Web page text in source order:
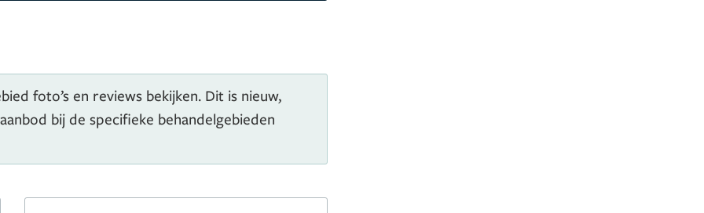
foto’s en reviews bekijken. Dit is nieuw,
bij de specifieke behandelgebieden